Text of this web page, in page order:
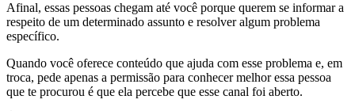
Afinal, essas pessoas chegam até você porque querem se informar a
respeito de um determinado assunto e resolver algum problema
específico.
Quando você oferece conteúdo que ajuda com esse problema e, em
troca, pede apenas a permissão para conhecer melhor essa pessoa
que te procurou é que ela percebe que esse canal foi aberto.